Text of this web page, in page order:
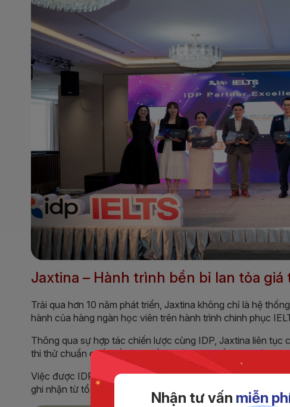
Jaxtina – Hành trình bền bỉ lan tỏa giá
Trải qua hơn 10 năm phát triển, Jaxtina không chỉ là hệ
hành của hàng ngàn học viên trên hành trình chinh phục
Thông qua sự hợp tác chiến lược cùng IDP, Jaxtina liên
thi thử chuẩn quốc tế và tư vấn lộ trình học tối ưu – giúp
Việc được IDP vinh danh trong sự kiện năm nay là minh
ghi nhận từ tổ chức khảo thí IELTS hàng đầu thế giới.
Nhận tư vấn miễn